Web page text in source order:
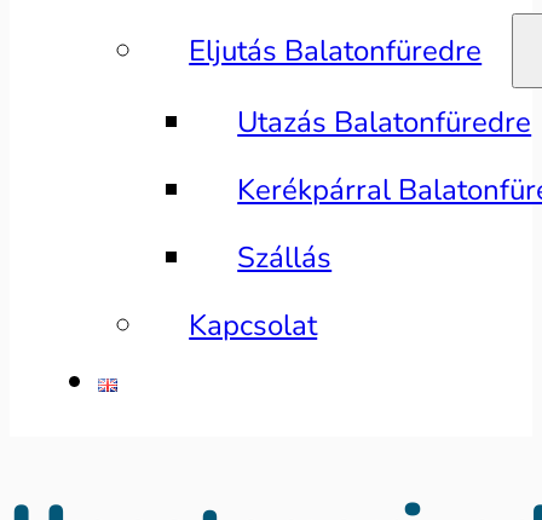
Eljutás Balatonfüredre
Utazás Balatonfüredre
Kerékpárral
Szállás
Kapcsolat